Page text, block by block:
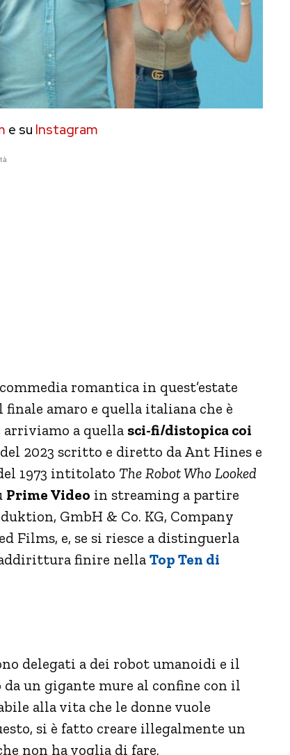
e su Instagram
romantica in quest’estate
amaro e quella italiana che è
a quella sci-fi/distopica coi
2023 scritto e diretto da Ant Hines e
1973 intitolato The Robot Who Looked
Prime Video in streaming a partire
GmbH & Co. KG, Company
Films, e, se si riesce a distinguerla
finire nella Top Ten di
delegati a dei robot umanoidi e il
un gigante mure al confine con il
alla vita che le donne vuole
si è fatto creare illegalmente un
non ha voglia di fare.